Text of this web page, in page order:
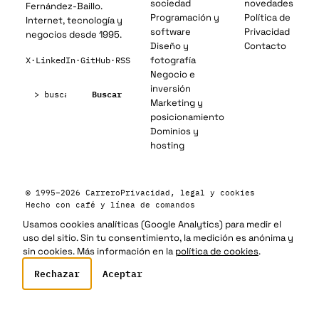
Fernández-Baillo.
Internet, tecnología y
negocios desde 1995.
X· LinkedIn·GitHub· RSS
Buscar
sociedad
Programación y
software
Diseño y
fotografía
Negocio e
inversión
Marketing y
posicionamiento
Dominios y
hosting
novedades
Política de
Privacidad
Contacto
© 1995–2026 CarreroPrivacidad, legal y cookies
Hecho con café y línea de comandos
Usamos cookies analíticas (Google Analytics) para medir el
uso del sitio. Sin tu consentimiento, la medición es anónima y
sin cookies. Más información en lapolítica de cookies.
Rechazar Aceptar